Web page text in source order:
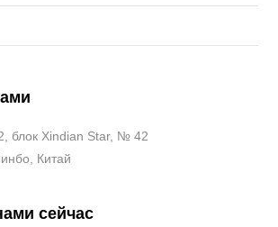
блок Xindian Star, № 42
Китай
сейчас